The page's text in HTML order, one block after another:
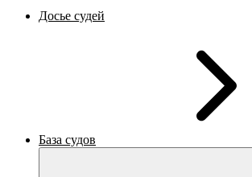
Досье судей
База судов